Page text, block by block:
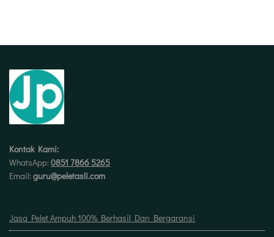
Kontak Kami:
WhatsApp: 0851 7866 5265
Email: guru@peletasli.com
Jasa Pelet Ampuh 100% Berhasil Dan Bergaransi